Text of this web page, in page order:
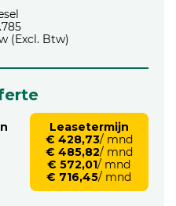
(Excl. Btw)
Leasetermijn
€ 428,73/ mnd
€ 485,82/ mnd
€ 572,01/ mnd
€ 716,45/ mnd